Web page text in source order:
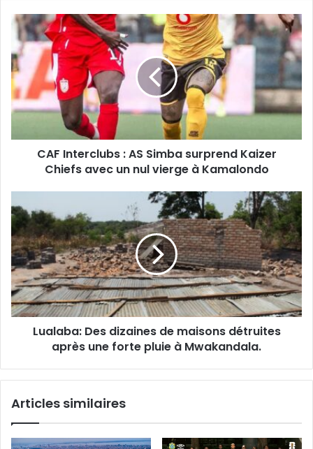
CAF
Interclubs
:
AS
Simba
surprend
Kaizer
avec
Kamalondo
CAF Interclubs : AS Simba surprend Kaizer
Chiefs avec un nul vierge à Kamalondo
Des
dizaines
de
maisons
détruites
après
une
forte
Lualaba: Des dizaines de maisons détruites
après une forte pluie à Mwakandala.
Articles similaires